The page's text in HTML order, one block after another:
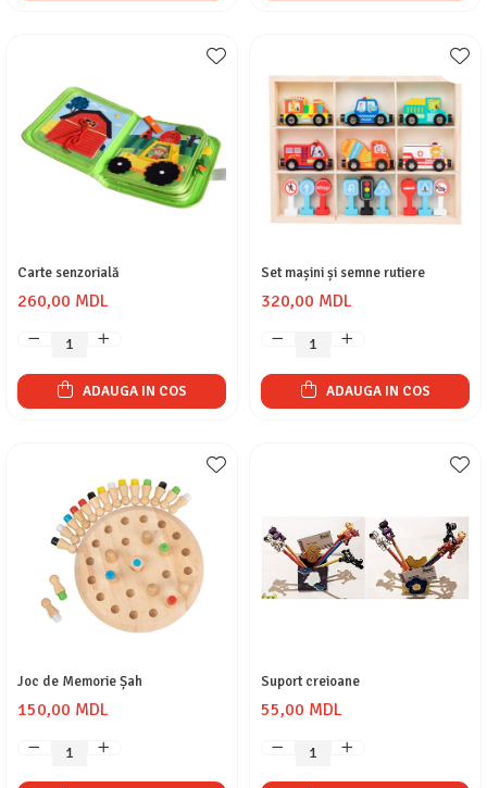
Carte senzorială
260,00 MDL
ADAUGA IN COS
Set mașini și semne rutiere
320,00 MDL
ADAUGA IN COS
Joc de Memorie Șah
150,00 MDL
Suport creioane
55,00 MDL